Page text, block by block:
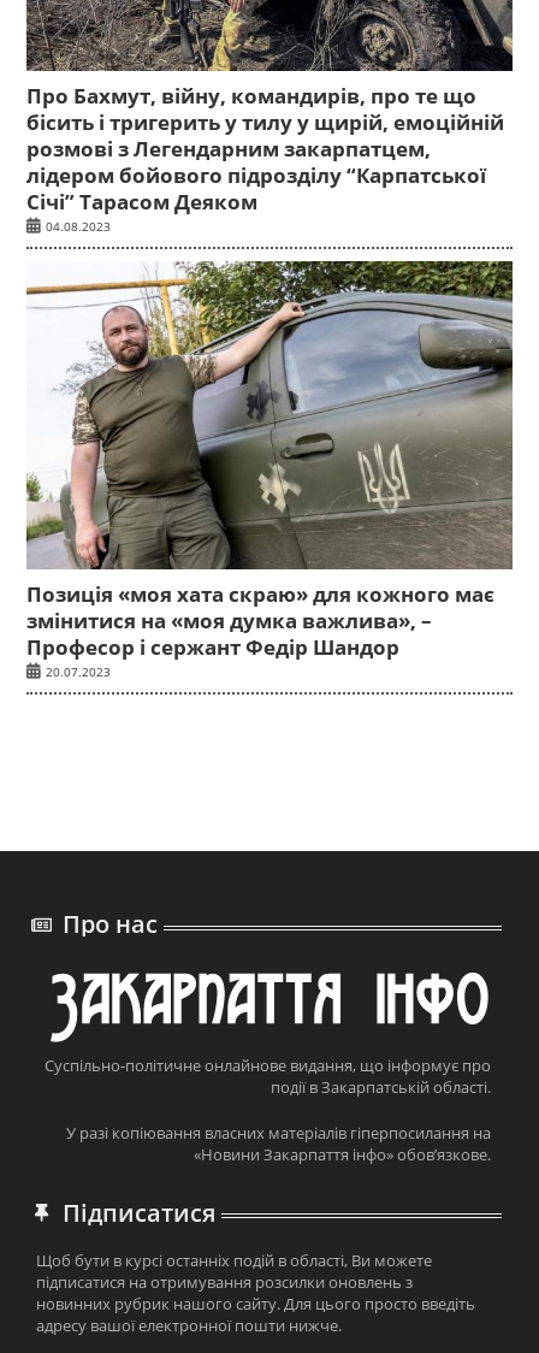
Про Бахмут, війну, командирів, про те що
бісить і тригерить у тилу у щирій, емоційній
розмові з Легендарним закарпатцем,
лідером бойового підрозділу “Карпатської
Січі” Тарасом Деяком
04.08.2023
Позиція «моя хата скраю» для кожного має
змінитися на «моя думка важлива», –
Професор і сержант Федір Шандор
20.07.2023
Про нас
Суспільно-політичне онлайнове видання, що інформує про
події в Закарпатській області.
У разі копіювання власних матеріалів гіперпосилання на
«Новини Закарпаття інфо» обов’язкове.
Підписатися
Щоб бути в курсі останніх подій в області, Ви можете
підписатися на отримування розсилки оновлень з
новинних рубрик нашого сайту. Для цього просто введіть
адресу вашої електронної пошти нижче.